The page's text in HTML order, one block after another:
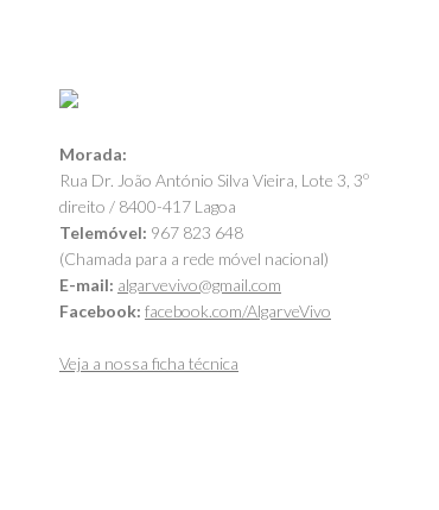
Morada:
Rua Dr. João António Silva Vieira, Lote 3, 3º
direito / 8400-417 Lagoa
Telemóvel: 967 823 648
(Chamada para a rede móvel nacional)
E-mail: algarvevivo@gmail.com
Facebook: facebook.com/AlgarveVivo
Veja a nossa ficha técnica